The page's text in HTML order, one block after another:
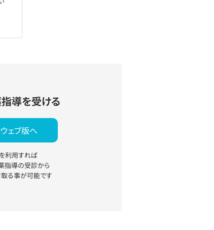
導を受ける
ェブ版へ
を利用すれば
指導の受診から
る事が可能です